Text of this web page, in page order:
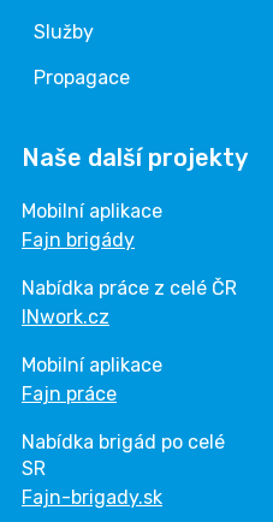
Služby
Propagace
Naše další projekty
Mobilní aplikace
Fajn brigády
Nabídka práce z celé ČR
INwork.cz
Mobilní aplikace
Fajn práce
Nabídka brigád po celé
SR
Fajn-brigady.sk